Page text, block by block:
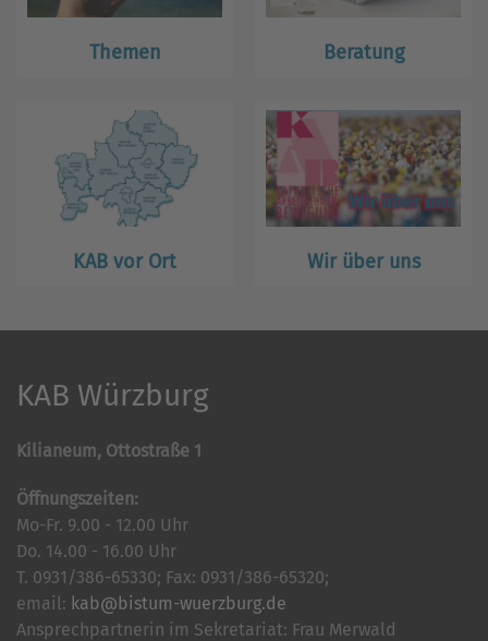
Themen Beratung
KAB vor Ort Wir über uns
KAB Würzburg
Kilianeum, Ottostraße 1
Öffnungszeiten:
Mo-Fr. 9.00 - 12.00 Uhr
Do. 14.00 - 16.00 Uhr
T. 0931/386-65330; Fax: 0931/386-65320;
email: kab@bistum-wuerzburg.de
Ansprechpartnerin im Sekretariat: Frau Merwald